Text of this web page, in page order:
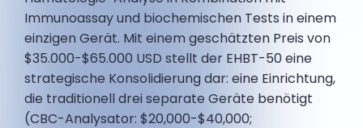
Immunoassay und biochemischen Tests in einem
einzigen Gerät. Mit einem geschätzten Preis von
$35.000-$65.000 USD stellt der EHBT-50 eine
strategische Konsolidierung dar: eine Einrichtung,
die traditionell drei separate Geräte benötigt
(CBC-Analysator: $20,000-$40,000;